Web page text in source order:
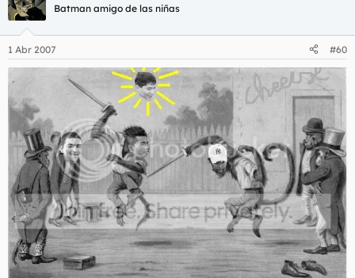
Batman amigo de las niñas
1 Abr 2007 #60